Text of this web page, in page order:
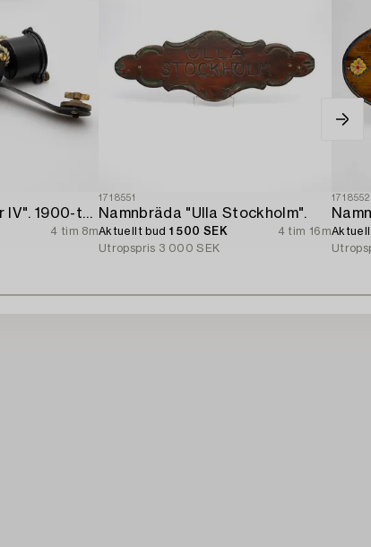
Släplogg "Excelsior IV". 1900-talets mitt.
4 tim 8m
1718551
Namnbräda "Ulla Stockholm".
Aktuellt bud 1 500 SEK
4 tim 16m
Utropspris 3 000 SEK
1718552